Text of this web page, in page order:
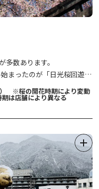
数あります。
まったのが「日光桜回遊」
町の桜を再発見してみませ
26日（日）までとなりま
ください。
れていたお守り頒布、店
※桜の開花時期により変動
は店舗により異なる